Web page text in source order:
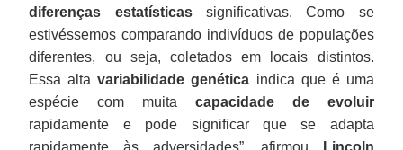
diferenças estatísticassignificativas. Como se
estivéssemos comparando indivíduos de populações
diferentes, ou seja, coletados em locais distintos.
Essa altavariabilidade genética indica que é uma
espécie com muita capacidade de evoluir
rapidamente e pode significar que se adapta
rapidamente às adversidades”, afirmou
Lincoln